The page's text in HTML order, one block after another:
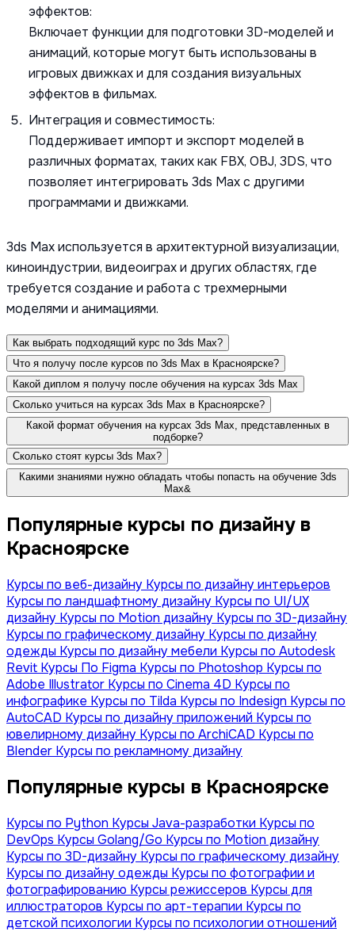
эффектов:
Включает функции для подготовки 3D-моделей и
анимаций, которые могут быть использованы в
игровых движках и для создания визуальных
эффектов в фильмах.
Интеграция и совместимость:
Поддерживает импорт и экспорт моделей в
различных форматах, таких как FBX, OBJ, 3DS, что
позволяет интегрировать 3ds Max с другими
программами и движками.
3ds Max используется в архитектурной визуализации,
киноиндустрии, видеоиграх и других областях, где
требуется создание и работа с трехмерными
моделями и анимациями.
Как выбрать подходящий курс по 3ds Max?
Что я получу после курсов по 3ds Max в Красноярске?
Какой диплом я получу после обучения на курсах 3ds Max
Сколько учиться на курсах 3ds Max в Красноярске?
Какой формат обучения на курсах 3ds Max, представленных в
подборке?
Сколько стоят курсы 3ds Max?
Какими знаниями нужно обладать чтобы попасть на обучение 3ds
Max&
Популярные курсы по дизайну в
Красноярске
Курсы по веб-дизайну Курсы по дизайну интерьеров
Курсы по ландшафтному дизайну Курсы по UI/UX
дизайну Курсы по Motion дизайну Курсы по 3D-дизайну
Курсы по графическому дизайну Курсы по дизайну
одежды Курсы по дизайну мебели Курсы по Autodesk
Revit Курсы По Figma Курсы по Photoshop Курсы по
Adobe Illustrator Курсы по Сinema 4D Курсы по
инфографике Курсы по Tilda Курсы по Indesign Курсы по
AutoCAD Курсы по дизайну приложений Курсы по
ювелирному дизайну Курсы по ArchiCAD Курсы по
Blender Курсы по рекламному дизайну
Популярные курсы в Красноярске
Курсы по Python Курсы Java-разработки Курсы по
DevOps Курсы Golang/Go Курсы по Motion дизайну
Курсы по 3D-дизайну Курсы по графическому дизайну
Курсы по дизайну одежды Курсы по фотографии и
фотографированию Курсы режиссеров Курсы для
иллюстраторов Курсы по арт-терапии Курсы по
детской психологии Курсы по психологии отношений